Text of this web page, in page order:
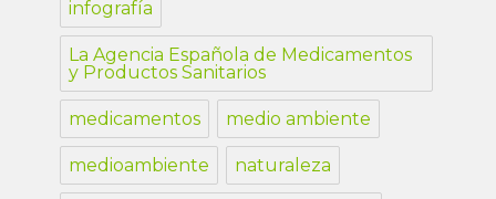
infografía
La Agencia Española de Medicamentos
y Productos Sanitarios
medicamentos medio ambiente
medioambiente naturaleza